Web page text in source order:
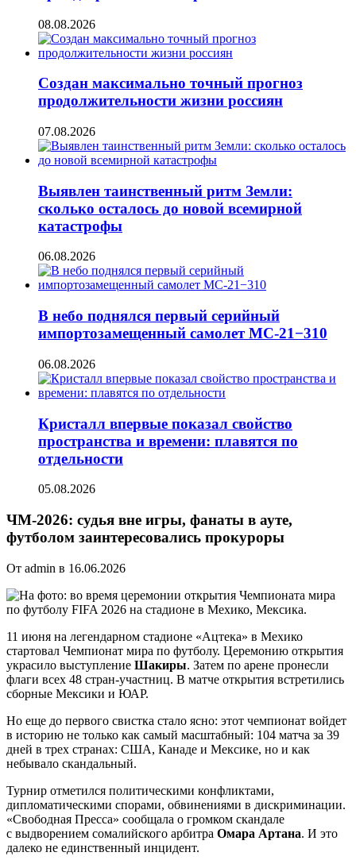
08.08.2026
Создан максимально точный прогноз
продолжительности жизни россиян
07.08.2026
Выявлен таинственный ритм Земли:
сколько осталось до новой всемирной
катастрофы
06.08.2026
В небо поднялся первый серийный
импортозамещенный самолет МС-21−310
06.08.2026
Кристалл впервые показал свойство
пространства и времени: плавятся по
отдельности
05.08.2026
ЧМ-2026: судья вне игры, фанаты в ауте,
футболом заинтересовались прокуроры
От admin в 16.06.2026
11 июня на легендарном стадионе «Ацтека» в Мехико
стартовал Чемпионат мира по футболу. Церемонию открытия
украсило выступление Шакиры. Затем по арене пронесли
флаги всех 48 стран-участниц. В матче открытия встретились
сборные Мексики и ЮАР.
Но еще до первого свистка стало ясно: этот чемпионат войдет
в историю не только как самый масштабный: 104 матча за 39
дней в трех странах: США, Канаде и Мексике, но и как
небывало скандальный.
Турнир отметился политическими конфликтами,
дипломатическими спорами, обвинениями в дискриминации.
«Свободная Пресса» сообщала о громком скандале
с выдворением сомалийского арбитра Омара Артана. И это
далеко не единственный инцидент.